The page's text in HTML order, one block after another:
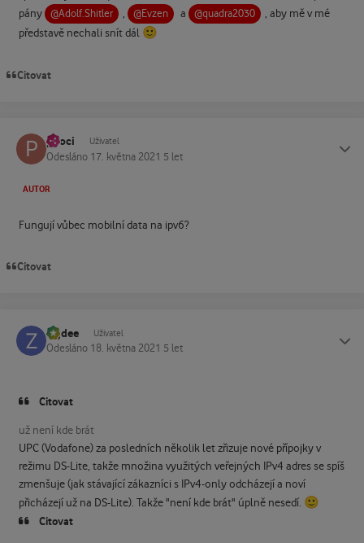
pány
@Adolf.Shitler , @Evzen a @quadra2030
, aby mě v mé
představě nechali snít dál 🙂
Citovat
pkoci Uživatel
Odesláno 17. května 2021 5 let
AUTOR
Fungují vůbec mobilní data na ipv6?
Citovat
zajdee Uživatel
Odesláno 18. května 2021 5 let
Citovat
už není kde brát
UPC (Vodafone) za posledních několik let zřizuje nové přípojky v
režimu DS-Lite, takže množina využitých veřejných IPv4 adres se spíš
zmenšuje (jak stávající zákazníci s IPv4-only odcházejí a noví
přicházejí už na DS-Lite). Takže "není kde brát" úplně nesedí. 🙂
Citovat